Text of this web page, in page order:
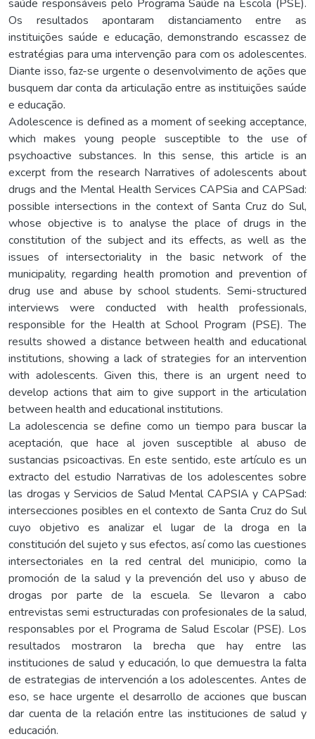
saúde responsáveis pelo Programa Saúde na Escola (PSE).
Os resultados apontaram distanciamento entre as
instituições saúde e educação, demonstrando escassez de
estratégias para uma intervenção para com os adolescentes.
Diante isso, faz-se urgente o desenvolvimento de ações que
busquem dar conta da articulação entre as instituições saúde
e educação.
Adolescence is defined as a moment of seeking acceptance,
which makes young people susceptible to the use of
psychoactive substances. In this sense, this article is an
excerpt from the research Narratives of adolescents about
drugs and the Mental Health Services CAPSia and CAPSad:
possible intersections in the context of Santa Cruz do Sul,
whose objective is to analyse the place of drugs in the
constitution of the subject and its effects, as well as the
issues of intersectoriality in the basic network of the
municipality, regarding health promotion and prevention of
drug use and abuse by school students. Semi-structured
interviews were conducted with health professionals,
responsible for the Health at School Program (PSE). The
results showed a distance between health and educational
institutions, showing a lack of strategies for an intervention
with adolescents. Given this, there is an urgent need to
develop actions that aim to give support in the articulation
between health and educational institutions.
La adolescencia se define como un tiempo para buscar la
aceptación, que hace al joven susceptible al abuso de
sustancias psicoactivas. En este sentido, este artículo es un
extracto del estudio Narrativas de los adolescentes sobre
las drogas y Servicios de Salud Mental CAPSIA y CAPSad:
intersecciones posibles en el contexto de Santa Cruz do Sul
cuyo objetivo es analizar el lugar de la droga en la
constitución del sujeto y sus efectos, así como las cuestiones
intersectoriales en la red central del municipio, como la
promoción de la salud y la prevención del uso y abuso de
drogas por parte de la escuela. Se llevaron a cabo
entrevistas semi estructuradas con profesionales de la salud,
responsables por el Programa de Salud Escolar (PSE). Los
resultados mostraron la brecha que hay entre las
instituciones de salud y educación, lo que demuestra la falta
de estrategias de intervención a los adolescentes. Antes de
eso, se hace urgente el desarrollo de acciones que buscan
dar cuenta de la relación entre las instituciones de salud y
educación.